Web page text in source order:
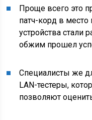
Проще всего это
патч-корд в
устройства стали
обжим прошел
Специалисты же
LAN-тестеры,
позволяют